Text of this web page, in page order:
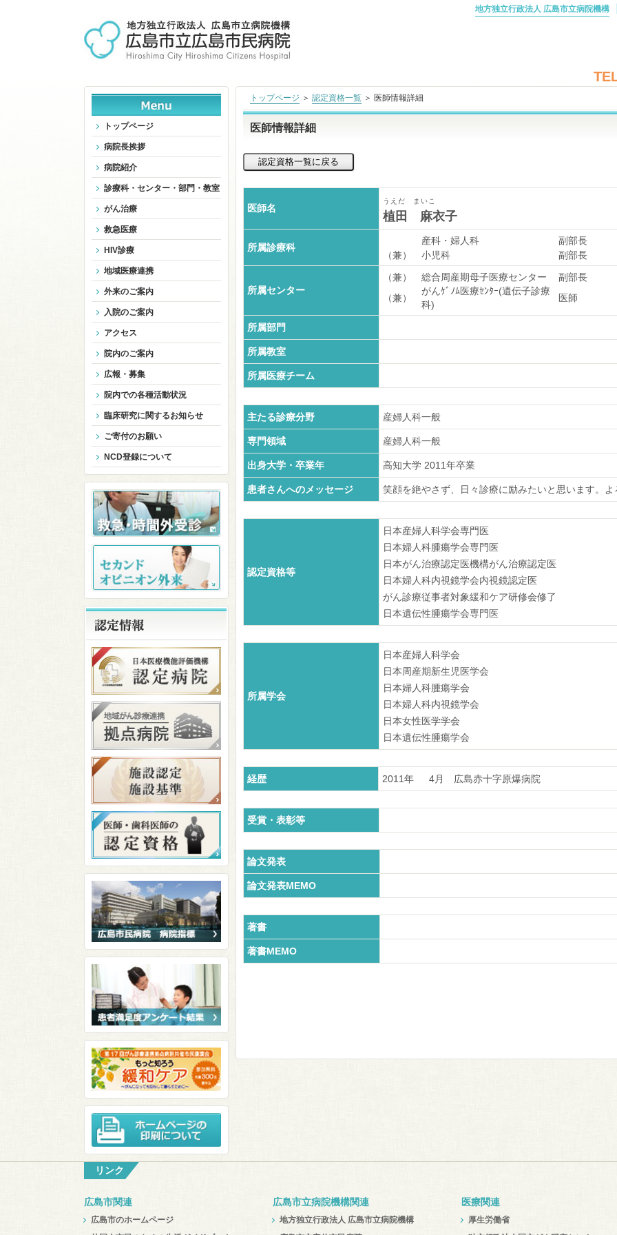
地方独立行政法人 広島市立病院機構
トップページ ＞ 認定資格一覧 ＞ 医師情報詳細
医師情報詳細
医師名
うえだ まいこ
植田 麻衣子
所属診療科
産科・婦人科
副部長
（兼）
小児科 副部長
所属センター
（兼） 総合周産期母子医療センター
副部長
（兼）
がんｹﾞﾉﾑ医療ｾﾝﾀｰ(遺伝子診療
科)
医師
所属部門
所属教室
所属医療チーム
主たる診療分野 産婦人科一般
専門領域 産婦人科一般
出身大学・卒業年 高知大学 2011年卒業
患者さんへのメッセージ 笑顔を絶やさず、日々診療に励みたいと思います。
認定資格等
日本産婦人科学会専門医
日本婦人科腫瘍学会専門医
日本がん治療認定医機構がん治療認定医
日本婦人科内視鏡学会内視鏡認定医
がん診療従事者対象緩和ケア研修会修了
日本遺伝性腫瘍学会専門医
所属学会
日本産婦人科学会
日本周産期新生児医学会
日本婦人科腫瘍学会
日本婦人科内視鏡学会
日本女性医学学会
日本遺伝性腫瘍学会
経歴 2011年 4月 広島赤十字原爆病院
受賞・表彰等
論文発表
論文発表MEMO
著書
著書MEMO
トップページ
病院長挨拶
病院紹介
診療科・センター・部門・教室
がん治療
救急医療
HIV診療
地域医療連携
外来のご案内
入院のご案内
アクセス
院内のご案内
広報・募集
院内での各種活動状況
臨床研究に関するお知らせ
ご寄付のお願い
NCD登録について
リンク
広島市関連
広島市のホームページ
広島市立病院機構関連
地方独立行政法人 広島市立病院機構
医療関連
厚生労働省